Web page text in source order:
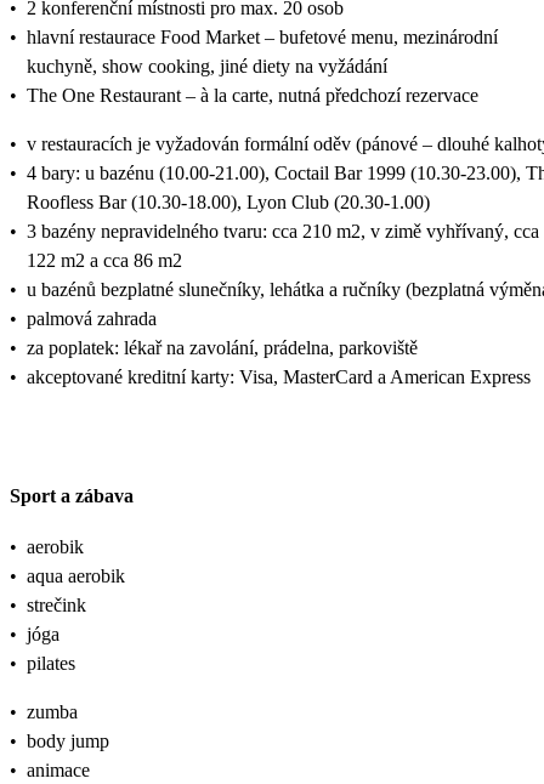
• 2 konferenční místnosti pro max. 20 osob
• hlavní restaurace Food Market – bufetové menu, mezinárodní
kuchyně, show cooking, jiné diety na vyžádání
• The One Restaurant – à la carte, nutná předchozí rezervace
• v restauracích je vyžadován formální oděv (pánové – dlouhé
• 4 bary: u bazénu (10.00-21.00), Coctail Bar 1999 (10.30-23.00),
Roofless Bar (10.30-18.00), Lyon Club (20.30-1.00)
• 3 bazény nepravidelného tvaru: cca 210 m2, v zimě vyhřívaný, cca
122 m2 a cca 86 m2
• u bazénů bezplatné slunečníky, lehátka a ručníky (bezplatná
• palmová zahrada
• za poplatek: lékař na zavolání, prádelna, parkoviště
• akceptované kreditní karty: Visa, MasterCard a American Express
Sport a zábava
• aerobik
• aqua aerobik
• strečink
• jóga
• pilates
• zumba
• body jump
• animace